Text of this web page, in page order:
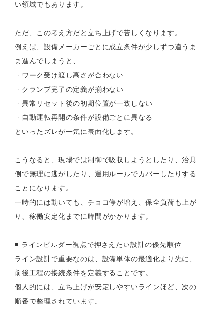
い領域でもあります。
ただ、この考え方だと立ち上げで苦しくなります。
例えば、設備メーカーごとに成立条件が少しずつ違うま
ま進んでしまうと、
・ワーク受け渡し高さが合わない
・クランプ完了の定義が揃わない
・異常リセット後の初期位置が一致しない
・自動運転再開の条件が設備ごとに異なる
といったズレが一気に表面化します。
こうなると、現場では制御で吸収しようとしたり、治具
側で無理に逃がしたり、運用ルールでカバーしたりする
ことになります。
一時的には動いても、チョコ停が増え、保全負荷も上が
り、稼働安定化までに時間がかかります。
■ ラインビルダー視点で押さえたい設計の優先順位
ライン設計で重要なのは、設備単体の最適化より先に、
前後工程の接続条件を定義することです。
個人的には、立ち上げが安定しやすいラインほど、次の
順番で整理されています。